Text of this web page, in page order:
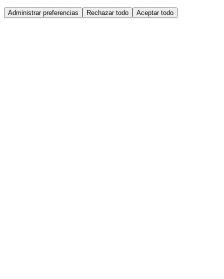
Administrar preferencias Rechazar todo Aceptar todo